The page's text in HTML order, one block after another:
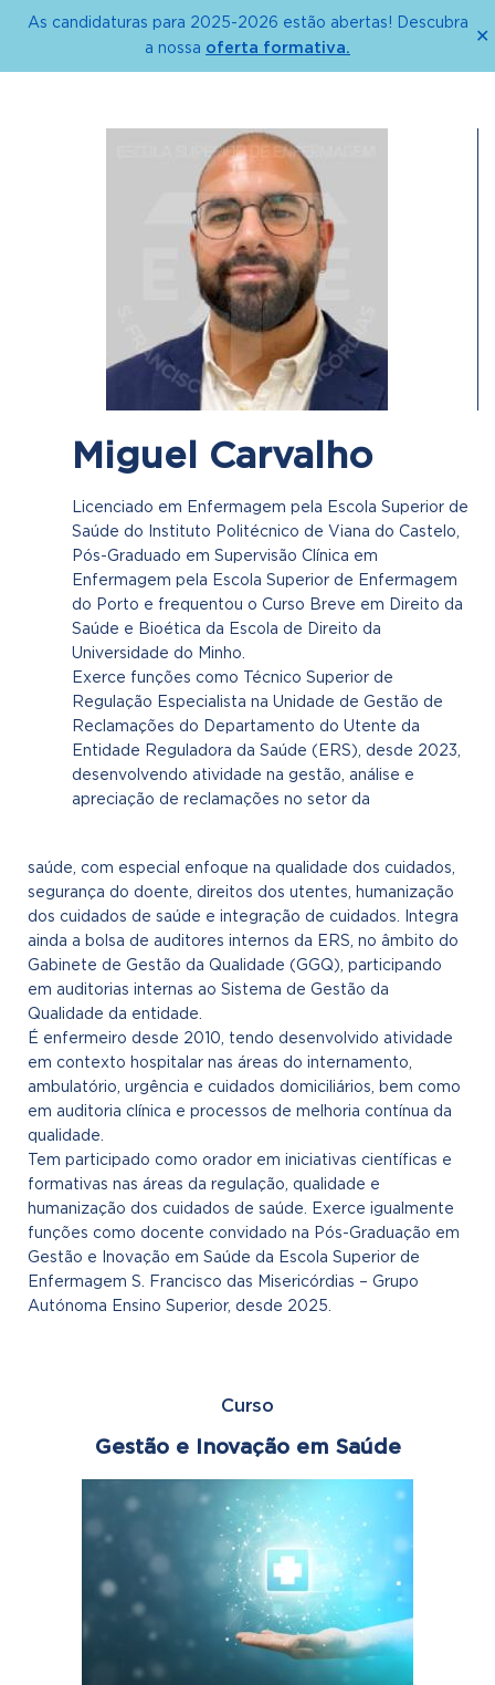
As candidaturas para 2025-2026 estão abertas! Descubra
a nossa oferta formativa.
✕
Miguel Carvalho
Licenciado em Enfermagem pela Escola Superior de
Saúde do Instituto Politécnico de Viana do Castelo,
Pós-Graduado em Supervisão Clínica em
Enfermagem pela Escola Superior de Enfermagem
do Porto e frequentou o Curso Breve em Direito da
Saúde e Bioética da Escola de Direito da
Universidade do Minho.
Exerce funções como Técnico Superior de
Regulação Especialista na Unidade de Gestão de
Reclamações do Departamento do Utente da
Entidade Reguladora da Saúde (ERS), desde 2023,
desenvolvendo atividade na gestão, análise e
apreciação de reclamações no setor da
saúde, com especial enfoque na qualidade dos cuidados,
segurança do doente, direitos dos utentes, humanização
dos cuidados de saúde e integração de cuidados. Integra
ainda a bolsa de auditores internos da ERS, no âmbito do
Gabinete de Gestão da Qualidade (GGQ), participando
em auditorias internas ao Sistema de Gestão da
Qualidade da entidade.
É enfermeiro desde 2010, tendo desenvolvido atividade
em contexto hospitalar nas áreas do internamento,
ambulatório, urgência e cuidados domiciliários, bem como
em auditoria clínica e processos de melhoria contínua da
qualidade.
Tem participado como orador em iniciativas científicas e
formativas nas áreas da regulação, qualidade e
humanização dos cuidados de saúde. Exerce igualmente
funções como docente convidado na Pós-Graduação em
Gestão e Inovação em Saúde da Escola Superior de
Enfermagem S. Francisco das Misericórdias – Grupo
Autónoma Ensino Superior, desde 2025.
Curso
Gestão e Inovação em Saúde